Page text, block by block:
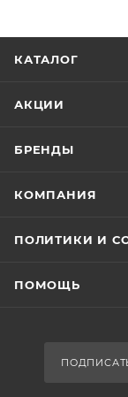
КАТАЛОГ
АКЦИИ
БРЕНДЫ
КОМПАНИЯ
ПОЛИТИКИ И
ПОМОЩЬ